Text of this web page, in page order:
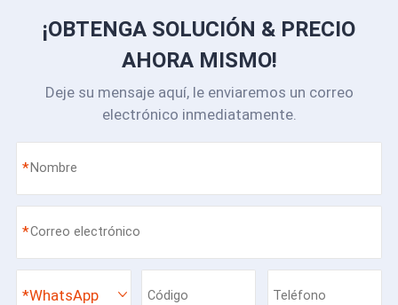
¡OBTENGA SOLUCIÓN & PRECIO
AHORA MISMO!
Deje su mensaje aquí, le enviaremos un correo
electrónico inmediatamente.
*
*
*WhatsApp